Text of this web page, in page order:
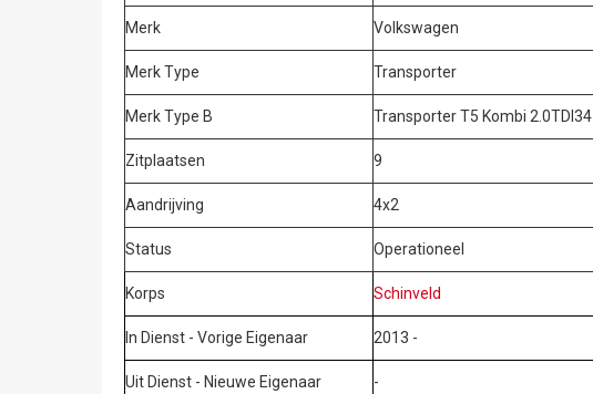
Merk Volkswagen
Merk Type Transporter
Merk Type B Transporter T5 Kombi 2.0TDI34
Zitplaatsen 9
Aandrijving 4x2
Status Operationeel
Korps Schinveld
In Dienst - Vorige Eigenaar 2013 -
Uit Dienst - Nieuwe Eigenaar -